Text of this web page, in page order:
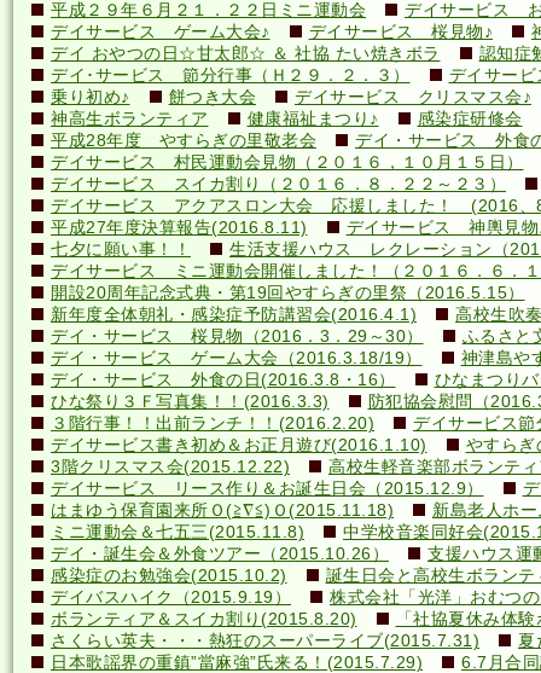
平成２９年６月２１．２２日ミニ運動会
デイサービス
デイサービス ゲーム大会♪
デイサービス 桜見物♪
デイ おやつの日☆甘太郎☆ ＆ 社協 たい焼きボラ
認知症
デイ･サービス 節分行事（Ｈ２９．２．３）
デイサー
乗り初め♪
餅つき大会
デイサービス クリスマス会♪
神高生ボランティア
健康福祉まつり♪
感染症研修会
平成28年度 やすらぎの里敬老会
デイ・サービス 外食
デイサービス 村民運動会見物（２０１６，１０月１５日）
デイサービス スイカ割り（２０１６．８．２２～２３）
デイサービス アクアスロン大会 応援しました！ (2016、
平成27年度決算報告(2016.8.11)
デイサービス 神輿見物
七夕に願い事！！
生活支援ハウス レクレーション（
デイサービス ミニ運動会開催しました！（２０１６．６．
開設20周年記念式典・第19回やすらぎの里祭（2016.5.15）
新年度全体朝礼・感染症予防講習会(2016.4.1)
高校生吹
デイ・サービス 桜見物（2016．3．29～30）
ふるさと
デイ・サービス ゲーム大会（2016.3.18/19）
神津島や
デイ・サービス 外食の日(2016.3.8・16）
ひなまつり
ひな祭り３Ｆ写真集！！(2016.3.3)
防犯協会慰問（
３階行事！！出前ランチ！！(2016.2.20)
デイサービス
デイサービス書き初め＆お正月遊び(2016.1.10)
やすら
3階クリスマス会(2015.12.22)
高校生軽音楽部ボランテ
デイサービス リース作り＆お誕生日会（2015.12.9）
はまゆう保育園来所Ｏ(≧∇≦)Ｏ(2015.11.18)
新島老人ホ
ミニ運動会＆七五三(2015.11.8)
中学校音楽同好会
デイ・誕生会＆外食ツアー（2015.10.26）
支援ハウス運
感染症のお勉強会(2015.10.2)
誕生日会と高校生ボラン
デイバスハイク（2015.9.19）
株式会社「光洋」おむつ
ボランティア＆スイカ割り(2015.8.20)
「社協夏休み体
さくらい英夫・・・熱狂のスーパーライブ(2015.7.31)
夏
日本歌謡界の重鎮”當麻強”氏来る！(2015.7.29)
6.7月合